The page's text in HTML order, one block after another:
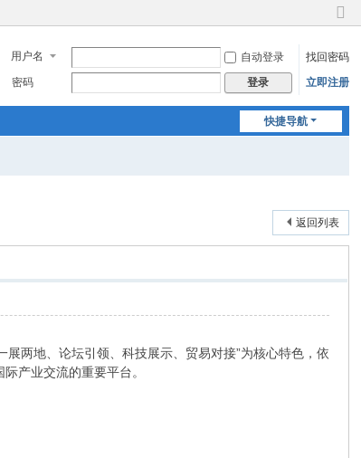
切
到
窄
用户名 自动登录
找回密码
密码
登录 立即注册
快捷导航
返回列表
两地、论坛引领、科技展示、贸易对接”为核心特色，依
产业交流的重要平台。